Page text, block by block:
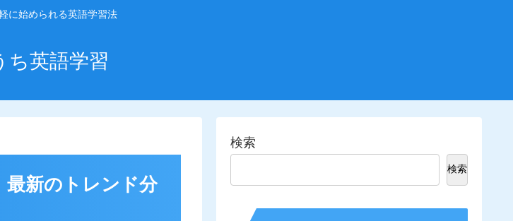
に始められる英語学習法
ち英語学習
最新のトレンド分
検索
検索